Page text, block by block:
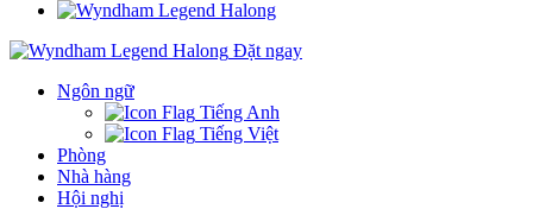
Đặt ngay
Ngôn ngữ
Tiếng Anh
Tiếng Việt
Phòng
Nhà hàng
Hội nghị